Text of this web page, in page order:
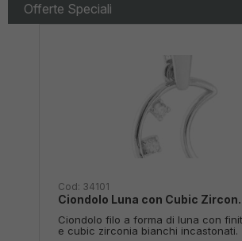
Offerte Speciali
Ciondolo Luna con Cubic Zircon...
Ciondolo filo a forma di luna con finitura lucida
e cubic zirconia bianchi incastonati.